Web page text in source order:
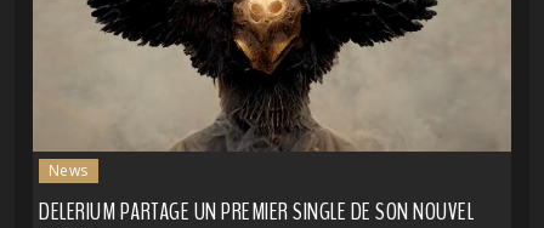
News
DELERIUM PARTAGE UN PREMIER SINGLE DE SON NOUVEL